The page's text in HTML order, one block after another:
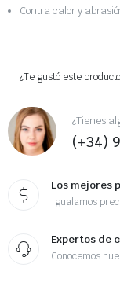
Contra calor y
¿Te gustó este
¿Tienes
(+34)
Los mejores
Igualamos
Expertos de
Conocemos